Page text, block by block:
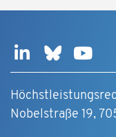
Nobelstraße 19,